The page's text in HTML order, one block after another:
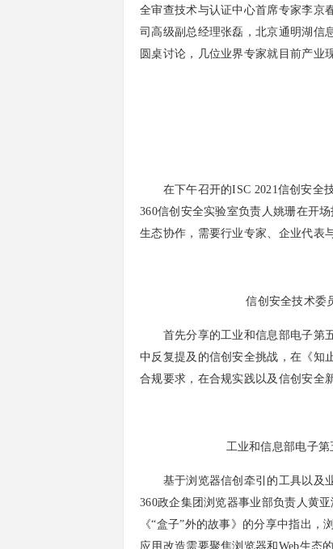
全审查技术与认证中心首席专家李京
司高级副总经理张磊，北京通明湖信
圆桌讨论，几位业界专家就目前产业
在下午召开的ISC 2021信创安全技
360信创安全实验室负责人姚珊在开
生态协作，需要行业专家、企业代表
信创安全技术委
首先分享的工业和信息部电子第五
中反复提及的信创安全挑战，在《知
合规要求，在合规实践以及信创安全
工业和信息部电子
基于浏览器信创牵引的工具以及业
360政企集团浏览器事业部负责人黄
《“盒子”外的故事》的分享中指出
应用改造需要聚焦浏览器和Web生态